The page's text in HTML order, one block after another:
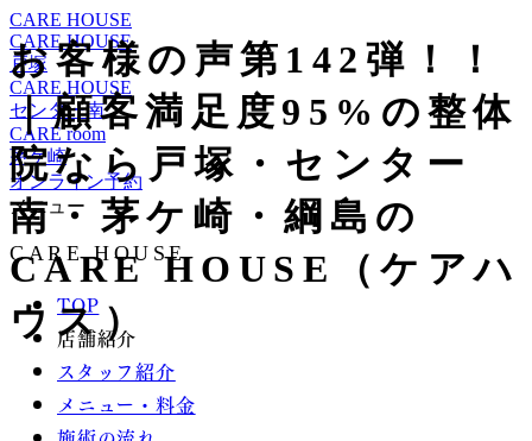
お客様の声第142弾！！
｜顧客満足度95%の整体
院なら戸塚・センター
南・茅ケ崎・綱島の
CARE HOUSE（ケアハ
ウス）
CARE HOUSE
CARE HOUSE
戸塚
CARE HOUSE
センター南
CARE room
茅ケ崎
オンライン予約
メニュー
CARE HOUSE
TOP
店舗紹介
スタッフ紹介
メニュー・料金